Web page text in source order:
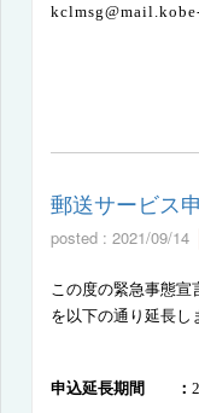
郵送サービス
posted : 2021/09/14
この度の緊急事態宣
を以下の通り延長し
申込延長期間 ：